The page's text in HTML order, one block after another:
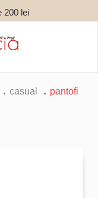
200 lei
casual
pantofi